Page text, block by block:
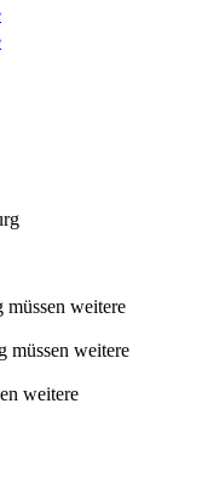
weitere
müssen weitere
weitere